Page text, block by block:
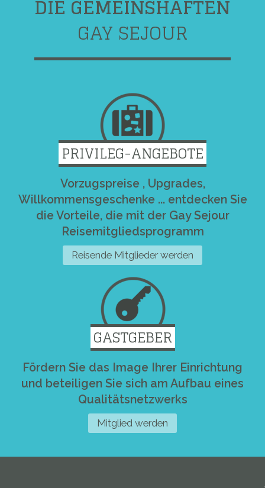
DIE GEMEINSHAFTEN
GAY SEJOUR
PRIVILEG-ANGEBOTE
Vorzugspreise , Upgrades,
Willkommensgeschenke ... entdecken Sie
die Vorteile, die mit der Gay Sejour
Reisemitgliedsprogramm
Reisende Mitglieder werden
GASTGEBER
Fördern Sie das Image Ihrer Einrichtung
und beteiligen Sie sich am Aufbau eines
Qualitätsnetzwerks
Mitglied werden